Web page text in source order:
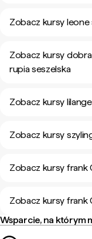
Zobacz kursy leone
Zobacz kursy
rupia seszelska
Zobacz kursy
Zobacz kursy
Zobacz kursy frank
Zobacz kursy frank
Wsparcie, na którym